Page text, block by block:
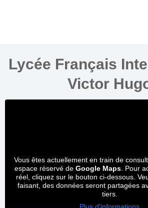
Lycée Français
Victor
Vous êtes actuellement en train de
espace réservé de Google Maps. Pour
réel, cliquez sur le bouton ci-dessous.
faisant, des données seront partagées
tiers.